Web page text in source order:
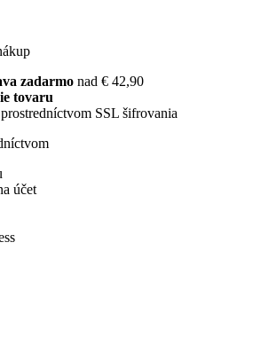
zadarmo nad € 42,90
tovaru
prostredníctvom SSL šifrovania
účet